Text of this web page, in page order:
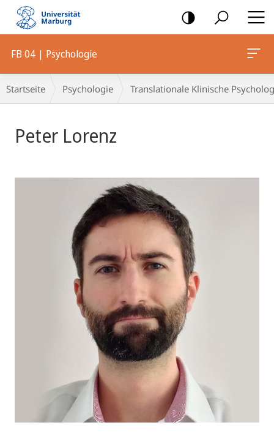
Mobile-
Navigation
FB 04 | Psychologie
Breadcrumb-
Navigation
Startseite Psychologie Translationale Klinische
Peter Lorenz